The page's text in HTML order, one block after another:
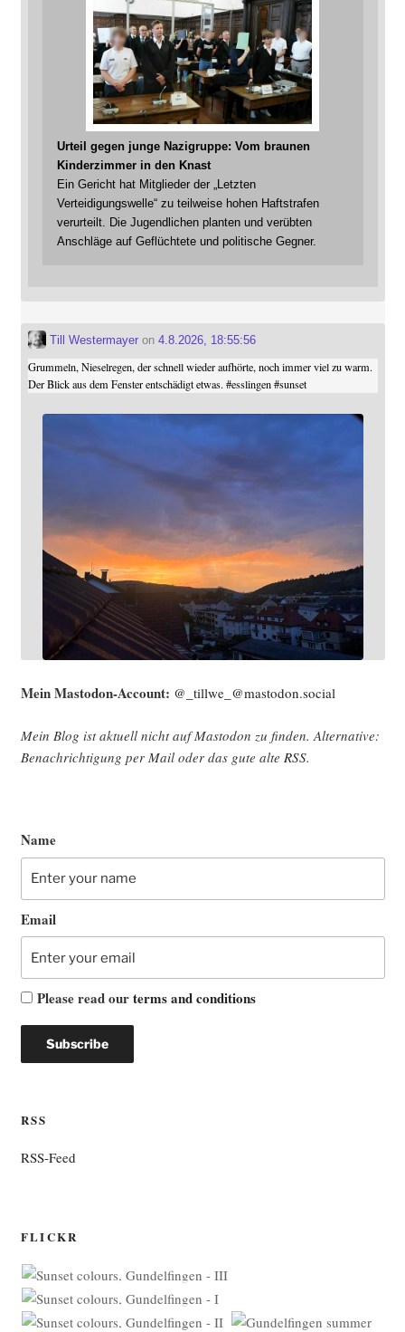
Urteil gegen junge Nazigruppe: Vom braunen
Kinderzimmer in den Knast
Ein Gericht hat Mitglieder der „Letzten
Verteidigungswelle“ zu teilweise hohen Haftstrafen
verurteilt. Die Jugendlichen planten und verübten
Anschläge auf Geflüchtete und politische Gegner.
Till Westermayeron 4.8.2026, 18:55:56
Grummeln, Nieselregen, der schnell wieder aufhörte, noch immer viel zu warm.
Der Blick aus dem Fenster entschädigt etwas. #esslingen #sunset
Mein Mast­o­don-Account: @_tillwe_@mastodon.social
Mein Blog ist aktu­ell nicht auf Mast­o­don zu fin­den. Alter­na­ti­ve:
Benach­rich­ti­gung per Mail oder das gute alte RSS.
Name
Email
Please read ourterms and conditions
RSS
RSS-Feed
FLICKR